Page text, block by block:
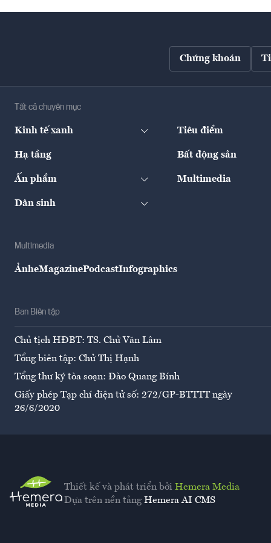
Chứng khoán
Tất cả chuyên mục
Kinh tế xanh Tiêu điểm
Hạ tầng Bất động sản
Ấn phẩm Multimedia
Dân sinh
Multimedia
ẢnheMagazinePodcastInfographics
Ban Biên tập
Chủ tịch HĐBT: TS. Chử Văn Lâm
Tổng biên tập: Chử Thị Hạnh
Tổng thư ký tòa soạn: Đào Quang Bính
Giấy phép Tạp chí điện tử số: 272/GP-BTTTT ngày
26/6/2020
Thiết kế và phát triển bởi Hemera Media
Dựa trên nền tảng Hemera AI CMS